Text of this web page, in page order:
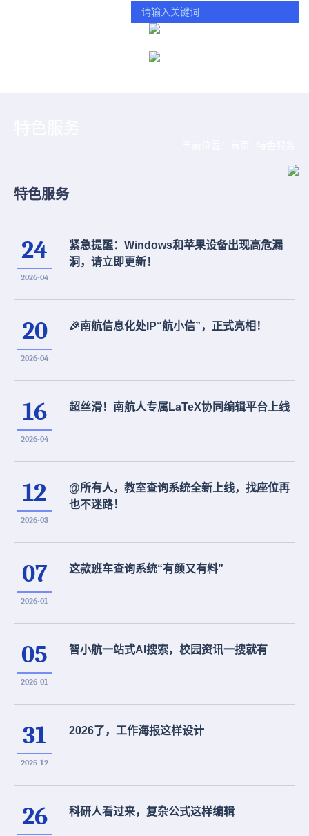
特色服务
24
2026-04
紧急提醒：Windows和苹果设备出现高危漏
洞，请立即更新！
20
2026-04
🎉南航信息化处IP“航小信”，正式亮相！
16
2026-04
超丝滑！南航人专属LaTeX协同编辑平台上线
12
2026-03
@所有人，教室查询系统全新上线，找座位再
也不迷路！
07
2026-01
这款班车查询系统“有颜又有料”
05
2026-01
智小航一站式AI搜索，校园资讯一搜就有
31
2025-12
2026了，工作海报这样设计
26 科研人看过来，复杂公式这样编辑